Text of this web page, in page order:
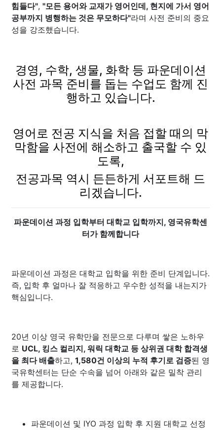
힘들다", "모든 용어와 교재가 영어인데, 현지에 가서 영어
공부까지 병행하는 것은 무모하다"라며 사전 준비의 중요
성을 강조했습니다.
경영, 수학, 생물, 화학 등 파운데이션
사전 과목 준비를 돕는 수업도 함께 진
행하고 있습니다.
영어로 전공 지식을 처음 접할 때의 막
막함을 사전에 해소하고 출국할 수 있
도록,
전공과목 역시 든든하게 서포트해 드
리겠습니다.
파운데이션 과정 입학부터 대학교 입학까지, 영국유학센
터가 함께합니다
파운데이션 과정은 대학교 입학을 위한 준비 단계입니다.
즉, 입학 후 얼마나 잘 적응하고 우수한 성적을 내는지가
핵심입니다.
20년 이상 영국 유학만을 전문으로 다루며 쌓은 노하우
로 UCL, 킹스 컬리지, 워릭 대학교 등 상위권 대학 합격생
을 최다 배출하고, 1,580건 이상의 누적 후기로 검증된 영
국유학센터는 단순 수속을 넘어 아래와 같은 밀착 관리
를 제공합니다.
파운데이션 및 IYO 과정 입학 후 지원 대학교 선정